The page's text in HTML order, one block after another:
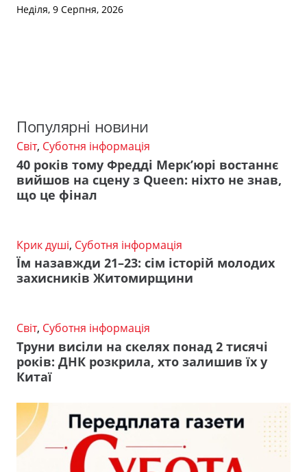
Неділя, 9 Серпня, 2026
Популярні новини
Світ, Суботня інформація
40 років тому Фредді Мерк’юрі востаннє
вийшов на сцену з Queen: ніхто не знав,
що це фінал
Крик душі, Суботня інформація
Їм назавжди 21–23: сім історій молодих
захисників Житомирщини
Світ, Суботня інформація
Труни висіли на скелях понад 2 тисячі
років: ДНК розкрила, хто залишив їх у
Китаї